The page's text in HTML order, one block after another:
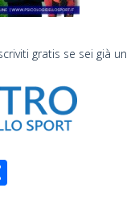
gratis se sei già un